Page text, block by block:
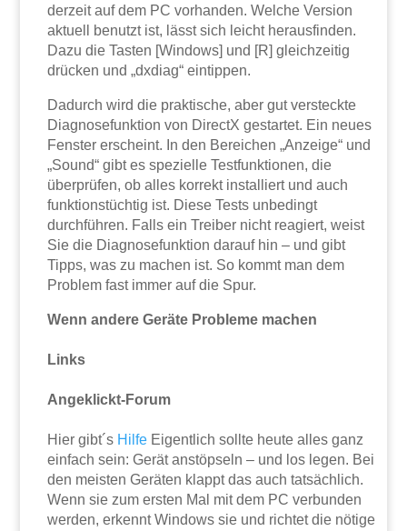
derzeit auf dem PC vorhanden. Welche Version
aktuell benutzt ist, lässt sich leicht herausfinden.
Dazu die Tasten [Windows] und [R] gleichzeitig
drücken und „dxdiag“ eintippen.
Dadurch wird die praktische, aber gut versteckte
Diagnosefunktion von DirectX gestartet. Ein neues
Fenster erscheint. In den Bereichen „Anzeige“ und
„Sound“ gibt es spezielle Testfunktionen, die
überprüfen, ob alles korrekt installiert und auch
funktionstüchtig ist. Diese Tests unbedingt
durchführen. Falls ein Treiber nicht reagiert, weist
Sie die Diagnosefunktion darauf hin – und gibt
Tipps, was zu machen ist. So kommt man dem
Problem fast immer auf die Spur.
Wenn andere Geräte Probleme machen
Links
Angeklickt-Forum
Hier gibt´s Hilfe Eigentlich sollte heute alles ganz
einfach sein: Gerät anstöpseln – und los legen. Bei
den meisten Geräten klappt das auch tatsächlich.
Wenn sie zum ersten Mal mit dem PC verbunden
werden, erkennt Windows sie und richtet die nötige